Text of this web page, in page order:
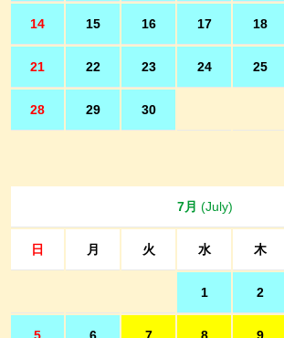
14 15 16 17 18
21 22 23 24 25
28 29 30
7月 (July)
日 月 火 水 木
1 2